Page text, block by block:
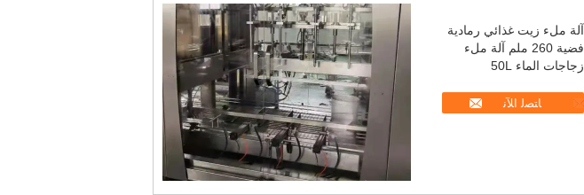
آلة ملء زيت غذائي رمادية
فضية 260 ملم آلة ملء
زجاجات الماء 50L
ﺎﺘﺼﻟ ﺍﻶﻧ